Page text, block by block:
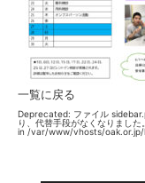
一覧に戻る
Deprecated: ファイル
り、代替手段がなくなりまし
in /var/www/vhosts/